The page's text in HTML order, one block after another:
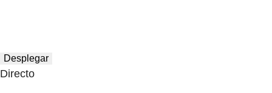
Desplegar
Directo